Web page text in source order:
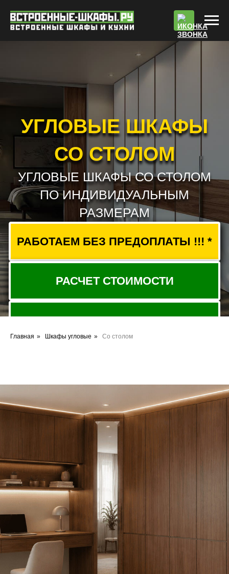
УГЛОВЫЕ ШКАФЫ
УГЛОВЫЕ ШКАФЫ СО СТОЛОМ
ПО ИНДИВИДУАЛЬНЫМ
РАЗМЕРАМ
РАБОТАЕМ БЕЗ ПРЕДОПЛАТЫ !!! *
РАСЧЕТ СТОИМОСТИ
Главная » Шкафы угловые » Со столом